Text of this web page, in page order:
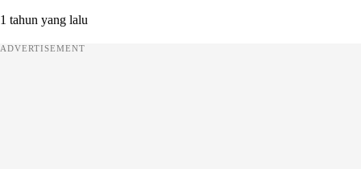
1 tahun yang lalu
ADVERTISEMENT